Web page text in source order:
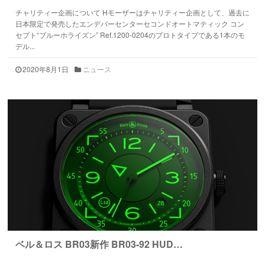
チャリティー企画について Hモーザーはチャリティー企画として、過去に
日本限定で発売したエンデバーセンターセコンドオートマティック コン
セプト“ブルーホライズン” Ref.1200-0204のプロトタイプである1本のモ
デル...
2020年8月1日 ニュース
ベル＆ロス BR03新作 BR03-92 HUD…